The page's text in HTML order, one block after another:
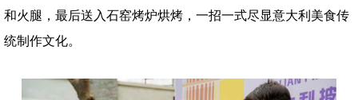
和火腿，最后送入石窑烤炉烘烤，一招一式尽显意大利美食传
统制作文化。